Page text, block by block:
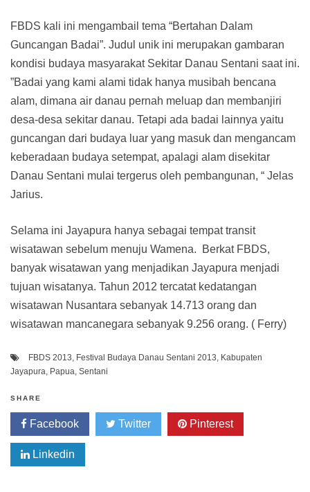
FBDS kali ini mengambail tema “Bertahan Dalam
Guncangan Badai”. Judul unik ini merupakan gambaran
kondisi budaya masyarakat Sekitar Danau Sentani saat ini.
”Badai yang kami alami tidak hanya musibah bencana
alam, dimana air danau pernah meluap dan membanjiri
desa-desa sekitar danau. Tetapi ada badai lainnya yaitu
guncangan dari budaya luar yang masuk dan mengancam
keberadaan budaya setempat, apalagi alam disekitar
Danau Sentani mulai tergerus oleh pembangunan, “ Jelas
Jarius.
Selama ini Jayapura hanya sebagai tempat transit
wisatawan sebelum menuju Wamena. Berkat FBDS,
banyak wisatawan yang menjadikan Jayapura menjadi
tujuan wisatanya. Tahun 2012 tercatat kedatangan
wisatawan Nusantara sebanyak 14.713 orang dan
wisatawan mancanegara sebanyak 9.256 orang. ( Ferry)
FBDS 2013, Festival Budaya Danau Sentani 2013, Kabupaten
Jayapura, Papua, Sentani
SHARE
Facebook Twitter Pinterest
Linkedin